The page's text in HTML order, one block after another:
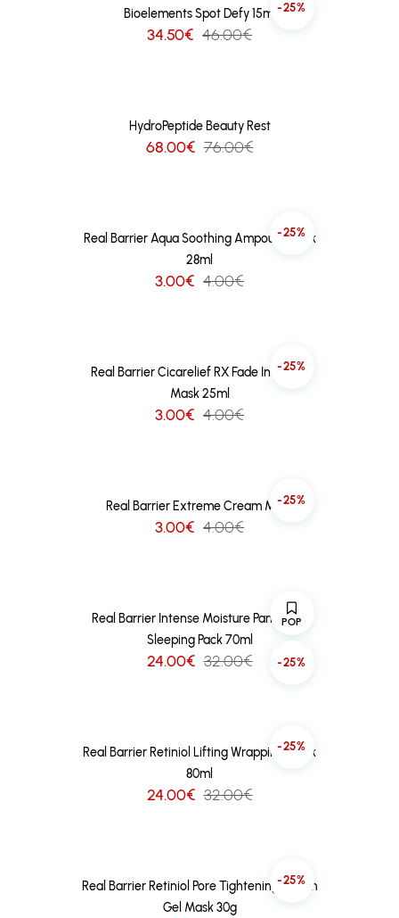
-25%
Bioelements Spot Defy 15ml
34.50€ 46.00€
HydroPeptide Beauty Rest
68.00€ 76.00€
-25%
Real Barrier Aqua Soothing Ampoule Mask
28ml
3.00€ 4.00€
-25%
Real Barrier Cicarelief RX Fade In Serum
Mask 25ml
3.00€ 4.00€
-25%
Real Barrier Extreme Cream Mask
3.00€ 4.00€
POP
-25%
Real Barrier Intense Moisture Panthenol
Sleeping Pack 70ml
24.00€ 32.00€
-25%
Real Barrier Retiniol Lifting Wrapping Mask
80ml
24.00€ 32.00€
-25%
Real Barrier Retiniol Pore Tightening Serum
Gel Mask 30g